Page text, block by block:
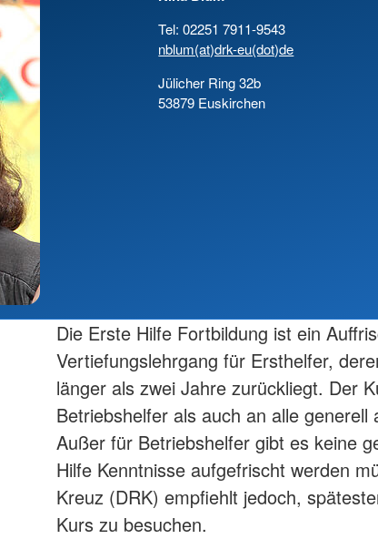
Tel: 02251 7911-9543
nblum(at)drk-eu(dot)de
Jülicher Ring 32b
53879 Euskirchen
Die Erste Hilfe Fortbildung ist ein
Vertiefungslehrgang für Ersthelfer,
länger als zwei Jahre zurückliegt. Der
Betriebshelfer als auch an alle
Außer für Betriebshelfer gibt es keine
Hilfe Kenntnisse aufgefrischt werden
Kreuz (DRK) empfiehlt jedoch,
Kurs zu besuchen.